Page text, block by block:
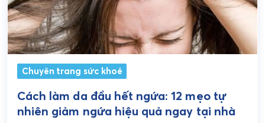
Chuyên trang sức khoẻ
Cách làm da đầu hết ngứa: 12 mẹo tự
nhiên giảm ngứa hiệu quả ngay tại nhà